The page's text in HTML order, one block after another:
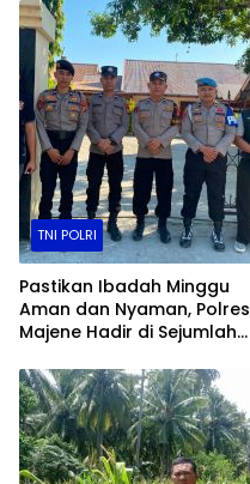
TNI POLRI
Pastikan Ibadah Minggu
Aman dan Nyaman, Polres
Majene Hadir di Sejumlah